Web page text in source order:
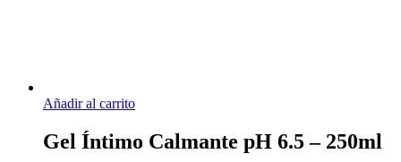
Añadir al carrito
Gel Íntimo Calmante pH 6.5 – 250ml